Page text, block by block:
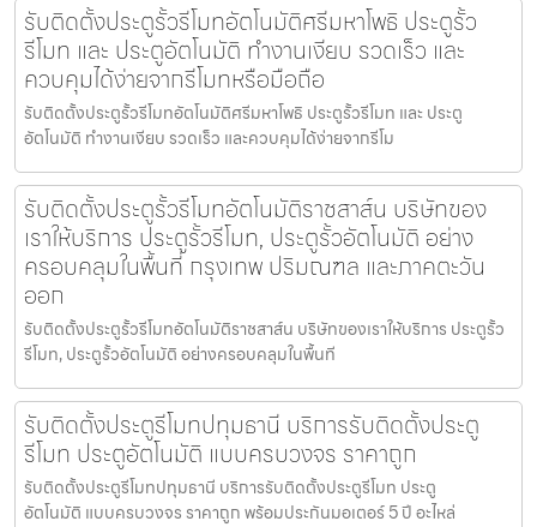
รับติดตั้งประตูรั้วรีโมทอัตโนมัติศรีมหาโพธิ ประตูรั้ว
รีโมท และ ประตูอัตโนมัติ ทำงานเงียบ รวดเร็ว และ
ควบคุมได้ง่ายจากรีโมทหรือมือถือ
รับติดตั้งประตูรั้วรีโมทอัตโนมัติศรีมหาโพธิ ประตูรั้วรีโมท และ ประตู
อัตโนมัติ ทำงานเงียบ รวดเร็ว และควบคุมได้ง่ายจากรีโม
รับติดตั้งประตูรั้วรีโมทอัตโนมัติราชสาส์น บริษัทของ
เราให้บริการ ประตูรั้วรีโมท, ประตูรั้วอัตโนมัติ อย่าง
ครอบคลุมในพื้นที่ กรุงเทพ ปริมณฑล และภาคตะวัน
ออก
รับติดตั้งประตูรั้วรีโมทอัตโนมัติราชสาส์น บริษัทของเราให้บริการ ประตูรั้ว
รีโมท, ประตูรั้วอัตโนมัติ อย่างครอบคลุมในพื้นที
รับติดตั้งประตูรีโมทปทุมธานี บริการรับติดตั้งประตู
รีโมท ประตูอัตโนมัติ แบบครบวงจร ราคาถูก
รับติดตั้งประตูรีโมทปทุมธานี บริการรับติดตั้งประตูรีโมท ประตู
อัตโนมัติ แบบครบวงจร ราคาถูก พร้อมประกันมอเตอร์ 5 ปี อะไหล่